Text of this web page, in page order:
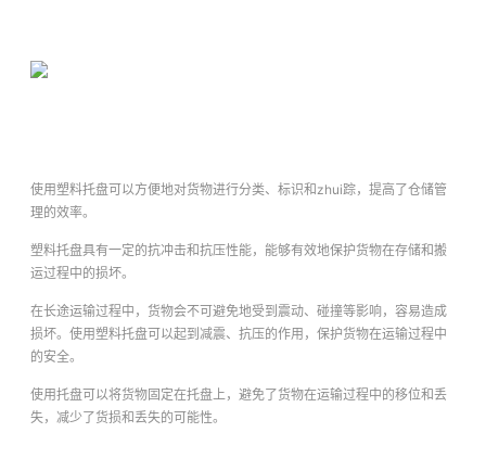
使用塑料托盘可以方便地对货物进行分类、标识和zhui踪，提高了仓储管
理的效率。
塑料托盘具有一定的抗冲击和抗压性能，能够有效地保护货物在存储和搬
运过程中的损坏。
在长途运输过程中，货物会不可避免地受到震动、碰撞等影响，容易造成
损坏。使用塑料托盘可以起到减震、抗压的作用，保护货物在运输过程中
的安全。
使用托盘可以将货物固定在托盘上，避免了货物在运输过程中的移位和丢
失，减少了货损和丢失的可能性。